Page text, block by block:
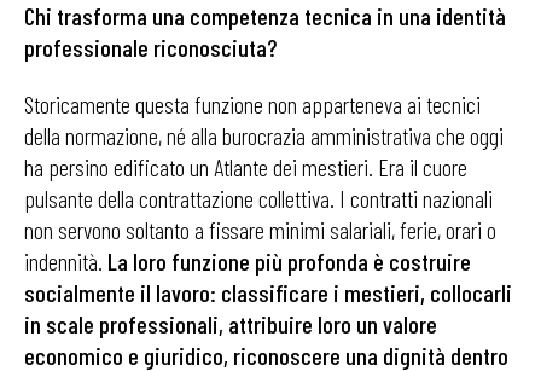
Chi trasforma una competenza tecnica in una identità
professionale riconosciuta?
Storicamente questa funzione non apparteneva ai tecnici
della normazione, né alla burocrazia amministrativa che oggi
ha persino edificato un Atlante dei mestieri. Era il cuore
pulsante della contrattazione collettiva. I contratti nazionali
non servono soltanto a fissare minimi salariali, ferie, orari o
indennità. La loro funzione più profonda è costruire
socialmente il lavoro: classificare i mestieri, collocarli
in scale professionali, attribuire loro un valore
economico e giuridico, riconoscere una dignità dentro